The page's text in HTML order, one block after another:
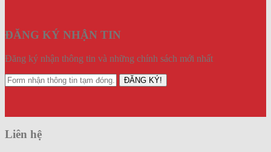
ĐĂNG KÝ NHẬN TIN
Đăng ký nhận thông tin và những chính sách mới nhất
ĐĂNG KÝ!
Liên hệ